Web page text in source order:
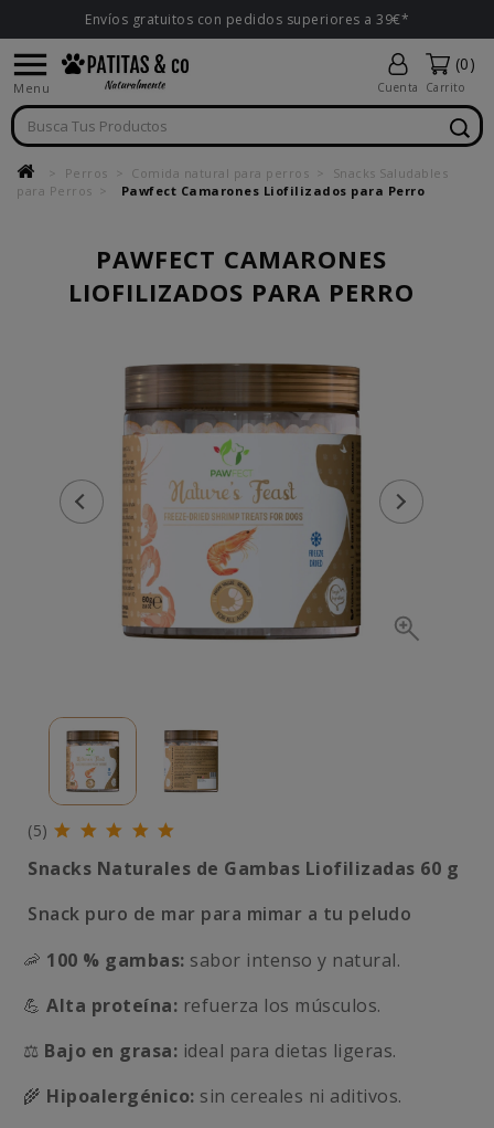
Envíos gratuitos con pedidos superiores a 39€*

Menu Cuenta
(0)
Carrito
Perros Comida natural para perros
Snacks Saludables
para Perros
Pawfect Camarones Liofilizados para Perro
PAWFECT CAMARONES
LIOFILIZADOS PARA PERRO
(5)
Snacks Naturales de Gambas Liofilizadas 60 g
Snack puro de mar para mimar a tu peludo
🦐 100 % gambas: sabor intenso y natural.
💪 Alta proteína: refuerza los músculos.
⚖️ Bajo en grasa: ideal para dietas ligeras.
🌾 Hipoalergénico: sin cereales ni aditivos.